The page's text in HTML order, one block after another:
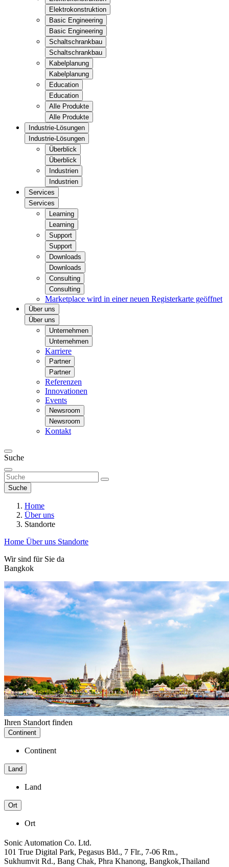
Elektrokonstruktion
Basic Engineering
Basic Engineering
Schaltschrankbau
Schaltschrankbau
Kabelplanung
Kabelplanung
Education
Education
Alle Produkte
Alle Produkte
Industrie-Lösungen
Industrie-Lösungen
Überblick
Überblick
Industrien
Industrien
Services
Services
Learning
Learning
Support
Support
Downloads
Downloads
Consulting
Consulting
Marketplace wird in einer neuen Registerkarte geöffnet
Über uns
Über uns
Unternehmen
Unternehmen
Karriere
Partner
Partner
Referenzen
Innovationen
Events
Newsroom
Newsroom
Kontakt
Suche
Suche
Home
Über uns
Standorte
Home Über uns Standorte
Wir sind für Sie da
Bangkok
Ihren Standort finden
Continent
Continent
Land
Land
Ort
Ort
Sonic Automation Co. Ltd.
101 True Digital Park, Pegasus Bld., 7 Flr., 7-06 Rm.,
Sukhumvit Rd., Bang Chak, Phra Khanong, Bangkok,Thailand